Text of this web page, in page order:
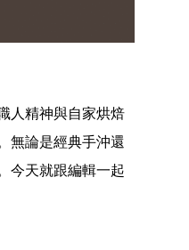
人精神與自家烘焙
無論是經典手沖還
今天就跟編輯一起